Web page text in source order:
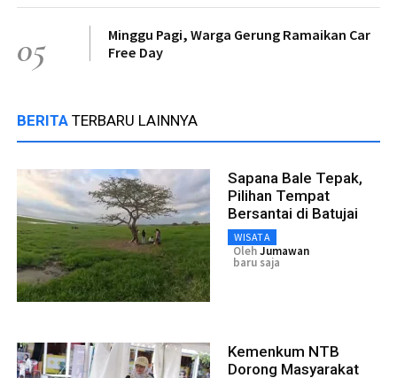
05
Minggu Pagi, Warga Gerung Ramaikan Car
Free Day
BERITA TERBARU LAINNYA
Sapana Bale Tepak,
Pilihan Tempat
Bersantai di Batujai
WISATA
OlehJumawan
baru saja
Kemenkum NTB
Dorong Masyarakat